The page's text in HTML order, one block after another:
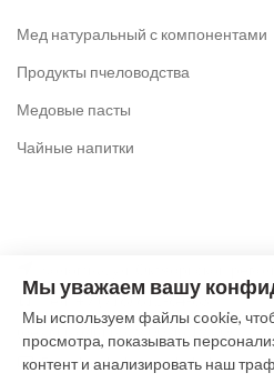
Мед натуральный с компонентами
Продукты пчеловодства
Медовые пасты
Чайные напитки
Тел: +7 (916) 612-64-63
(без выходных c 9.00 до 19.00)
E-mail: pchela@meda-kolomna.ru
Мы уважаем вашу
Мы используем файлы cookie,
просмотра, показывать
контент и анализировать наш